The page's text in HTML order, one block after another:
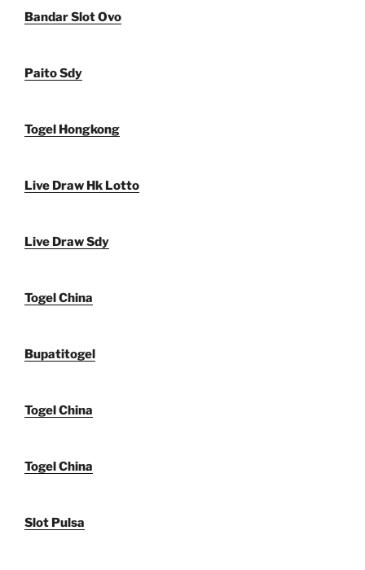
Bandar Slot Ovo
Paito Sdy
Togel Hongkong
Live Draw Hk Lotto
Live Draw Sdy
Togel China
Bupatitogel
Togel China
Togel China
Slot Pulsa